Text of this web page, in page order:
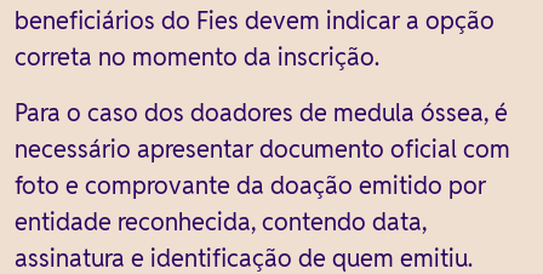
beneficiários do Fies devem indicar a opção
correta no momento da inscrição.
Para o caso dos doadores de medula óssea, é
necessário apresentar documento oficial com
foto e comprovante da doação emitido por
entidade reconhecida, contendo data,
assinatura e identificação de quem emitiu.